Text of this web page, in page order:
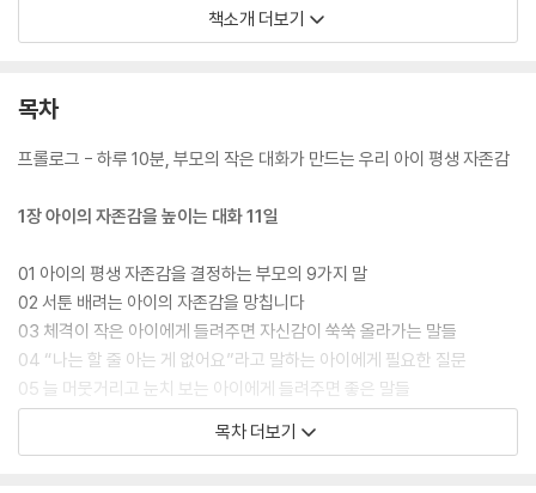
통해 아이의 자존감을 단단하게 해줄 내면의 힘을 기르도록 돕는다. 다음
으로 4장에는 ‘실패에 흔들리지 않고 도전하는 아이로 키우는 대화’를, 5
힘을 바깥으로 확장하는 방법을 설명한다. 마지막으로 6장에는 ‘아이의 숨
가 단단한 자존감을 무기로 삼아 삶의 곳곳에서 자신의 가치를 발휘하고
은 대화 습관으로 자라난 자존감은 앞으로 아이의 삶에 든든한 밑거름이
되어줄 것이다.
책소개 더보기
목차
프롤로그 - 하루 10분, 부모의 작은 대화가 만드는 우리 아이 평생 자존감
1장 아이의 자존감을 높이는 대화 11일
01 아이의 평생 자존감을 결정하는 부모의 9가지 말
02 서툰 배려는 아이의 자존감을 망칩니다
03 체격이 작은 아이에게 들려주면 자신감이 쑥쑥 올라가는 말들
04 “나는 할 줄 아는 게 없어요”라고 말하는 아이에게 필요한 질문
05 늘 머뭇거리고 눈치 보는 아이에게 들려주면 좋은 말들
06 “넌 왜 그렇게 예민하니!”라는 말 대신 해주면 좋은 말
07 아이에게 자기 확신과 행복을 가져다주는 10가지 긍정어
목차 더보기